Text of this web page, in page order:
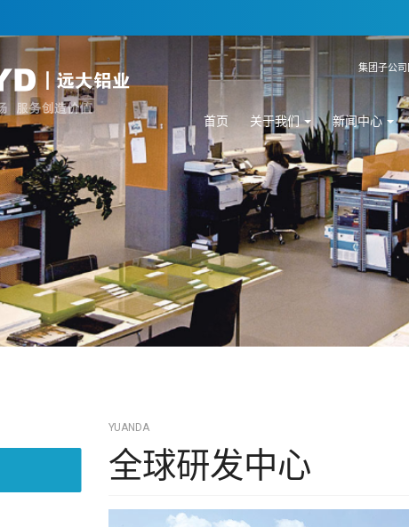
集团子公
首页 关于我们 新闻中心
YUANDA
全球研发中心